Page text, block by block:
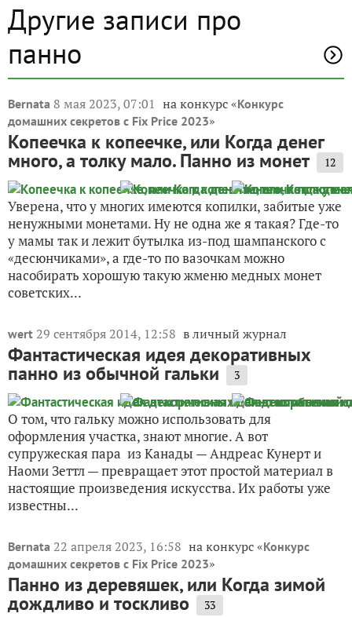
Другие записи про
панно
Bernata 8 мая 2023, 07:01 на конкурс «Конкурс
домашних секретов с Fix Price 2023»
Копеечка к копеечке, или Когда денег
много, а толку мало. Панно из монет 12
Уверена, что у многих имеются копилки, забитые уже
ненужными монетами. Ну не одна же я такая? Где-то
у мамы так и лежит бутылка из-под шампанского с
«десюнчиками», а где-то по вазочкам можно
насобирать хорошую такую жменю медных монет
советских...
wert 29 сентября 2014, 12:58 в личный журнал
Фантастическая идея декоративных
панно из обычной гальки 3
О том, что гальку можно использовать для
оформления участка, знают многие. А вот
супружеская пара из Канады — Андреас Кунерт и
Наоми Зеттл — превращает этот простой материал в
настоящие произведения искусства. Их работы уже
известны...
Bernata 22 апреля 2023, 16:58 на конкурс «Конкурс
домашних секретов с Fix Price 2023»
Панно из деревяшек, или Когда зимой
дождливо и тоскливо 33